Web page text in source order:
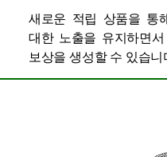
새로운 적립 상품을 통
대한 노출을 유지하면
보상을 생성할 수 있습니